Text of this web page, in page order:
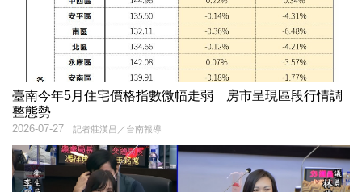
臺南今年5月住宅價格指數微幅走弱 房市呈現區段行情調
整態勢
記者莊漢昌／台南報導
2026-07-27